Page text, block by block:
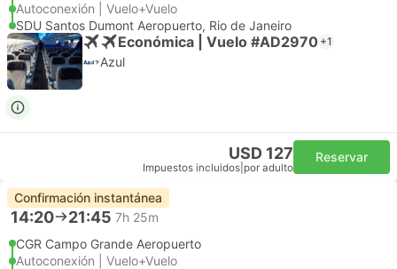
Autoconexión | Vuelo+Vuelo
SDU Santos Dumont Aeropuerto, Rio de Janeiro
Económica | Vuelo #AD2970 +1
Azul
USD 127
Impuestos incluidos por adulto
Reservar
Confirmación instantánea
14:20 21:45 7h 25m
CGR Campo Grande Aeropuerto
Autoconexión | Vuelo+Vuelo